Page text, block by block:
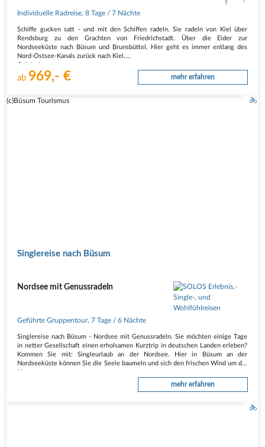
Individuelle Radreise,8 Tage / 7 Nächte
Schiffe gucken satt - und mit den Schiffen radeln. Sie radeln von Kiel über
Rendsburg zu den Grachten von Friedrichstadt. Über die Eider zur
Nordseeküste nach Büsum und Brunsbüttel. Hier geht es immer entlang des
Nord-Ostsee-Kanals zurück nach Kiel.
normal
ab 969,- € mehr erfahren
(c)Büsum Tourismus
Singlereise nach Büsum
Nordsee mit Genussradeln
Geführte Gruppentour,7 Tage / 6 Nächte
Singlereise nach Büsum - Nordsee mit Genussradeln. Sie möchten einige Tage
in netter Gesellschaft einen erholsamen Kurztrip in deutschen Landen erleben?
Kommen Sie mit: Singleurlaub an der Nordsee. Hier in Büsum an der
Nordseeküste können Sie die Seele baumeln und sich den frischen Wind um die
mehr erfahren